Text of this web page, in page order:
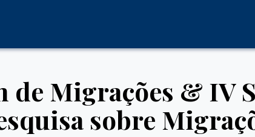
de Migrações & IV
sobre